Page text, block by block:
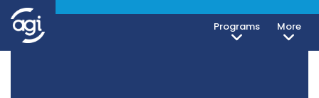
Programs More